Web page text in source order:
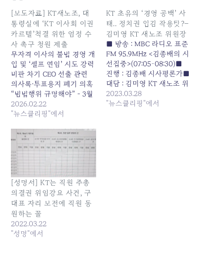
[보도자료] KT새노조, 대
통령실에 ‘KT 이사회 이권
카르텔’척결 위한 엄정 수
사 촉구 청원 제출
무자격 이사의 불법 경영 개
입 및 ‘셀프 연임’ 시도 강력
비판 차기 CEO 선출 관련
의사록·투표용지 폐기 의혹
“범법행위 규명해야” - 3월
주주총회 전 신속한 수사 및
대통령실의 적극적 관심 요
백 상태다. KT를 위기로 몰
아 넣은 것은 이권카르텔로
변질된 KT 이사회이며 이런
경영 난맥상을 바로잡고 각
종 의혹에…
2026.02.22
"뉴스클리핑"에서
KT 초유의 ‘경영 공백’ 사
태.. 정치권 입김 작용탓?–
김미영 KT 새노조 위원장
■ 방송 : MBC 라디오 표준
FM 95.9MHz <김종배의 시
선집중>(07:05~08:30)■
진행 : 김종배 시사평론가■
대담 : 김미영 KT 새노조 위
원장 ☏ 진행자 > KT가 대
표이사 선임 문제를 두고 큰
2023.03.28
"뉴스클리핑"에서
[성명서] KT는 직원 주총
의결권 위임강요 사건, 구
대표 자리 보전에 직원 동
원하는 꼴
2022.03.22
"성명"에서